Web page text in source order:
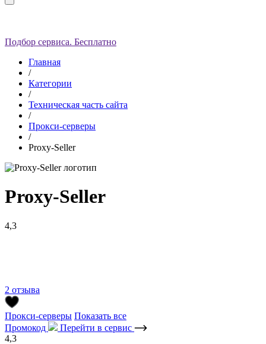
Подбор сервиса. Бесплатно
Главная
/
Категории
/
Техническая часть сайта
/
Прокси-серверы
/
Proxy-Seller
Proxy-Seller
4,3
2 отзыва
Прокси-серверы Показать все
Промокод
Перейти в сервис
4,3